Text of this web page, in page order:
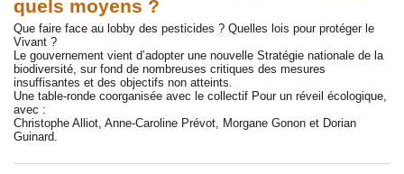
quels moyens ?
Que faire face au lobby des pesticides ? Quelles lois pour protéger le
Vivant ?
Le gouvernement vient d’adopter une nouvelle Stratégie nationale de la
biodiversité, sur fond de nombreuses critiques des mesures
insuffisantes et des objectifs non atteints.
Une table-ronde coorganisée avec le collectif Pour un réveil écologique,
avec :
Christophe Alliot, Anne-Caroline Prévot, Morgane Gonon et Dorian
Guinard.